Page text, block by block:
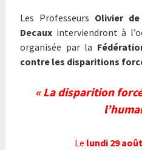
Les Professeurs Olivier
Decauxinterviendront à
organisée par la
contre les disparitions
« La disparition
Le lundi 29